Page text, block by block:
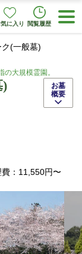
に入り 閲覧履歴
(一般墓)
大規模霊園。
)
：11,550円〜
お墓
概要